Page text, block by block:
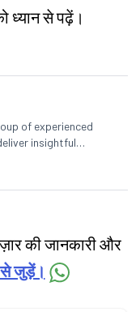
ध्यान से पढ़ें।
of experienced
insightful
IPO, economy,
की जानकारी और
से जुड़ें।